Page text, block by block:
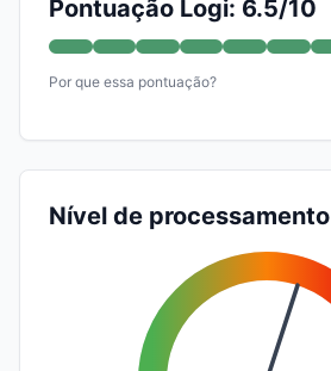
Pontuação Logi: 6.5/10
Por que essa pontuação?
Nível de processamento